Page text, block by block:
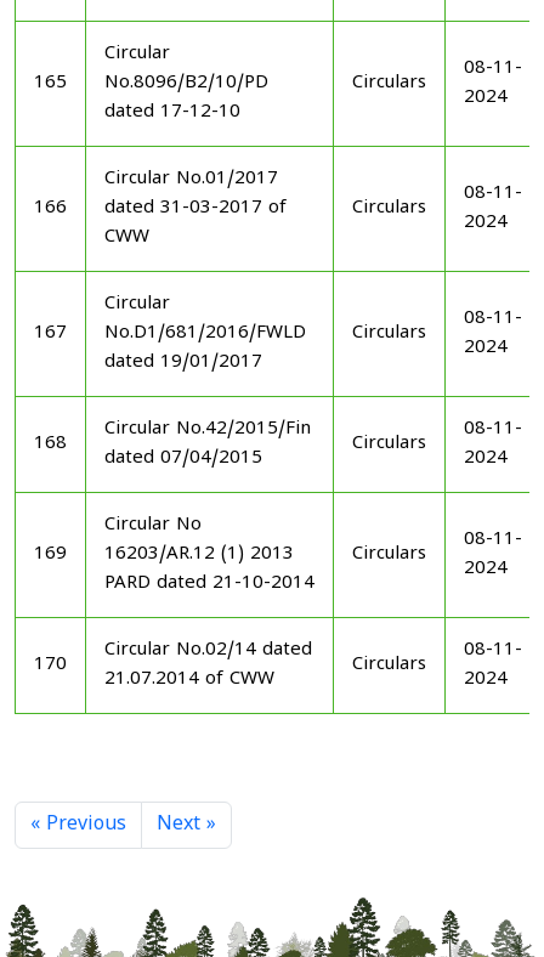
165
Circular
No.8096/B2/10/PD
dated 17-12-10
Circulars
08-11-
2024
166
Circular No.01/2017
dated 31-03-2017 of
CWW
Circulars
08-11-
2024
167
Circular
No.D1/681/2016/FWLD
dated 19/01/2017
Circulars
08-11-
2024
168
Circular No.42/2015/Fin
dated 07/04/2015
Circulars
08-11-
2024
169
Circular No
16203/AR.12 (1) 2013
PARD dated 21-10-2014
Circulars
08-11-
2024
170
Circular No.02/14 dated
21.07.2014 of CWW
Circulars
08-11-
2024
« Previous Next »